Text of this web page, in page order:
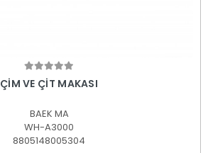
Sepete Ekle
ÇİM VE ÇİT MAKASI
BAEK MA
WH-A3000
8805148005304